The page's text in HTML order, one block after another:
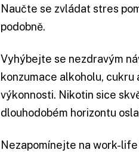
Naučte se zvládat stres
podobně.
Vyhýbejte se nezdravým
konzumace alkoholu, cukru
výkonnosti. Nikotin sice
dlouhodobém horizontu
Nezapomínejte na work-